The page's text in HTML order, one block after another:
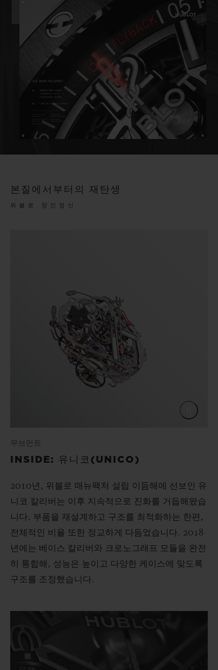
본질에서부터의 재탄생
위블로 장인정신
무브먼트
INSIDE: 유니코(UNICO)
2010년, 위블로 매뉴팩처 설립 이듬해에 선보인 유
니코 칼리버는 이후 지속적으로 진화를 거듭해왔습
니다. 부품을 재설계하고 구조를 최적화하는 한편,
전체적인 비율 또한 정교하게 다듬었습니다. 2018
년에는 베이스 칼리버와 크로노그래프 모듈을 완전
히 통합해, 성능은 높이고 다양한 케이스에 맞도록
구조를 조정했습니다.